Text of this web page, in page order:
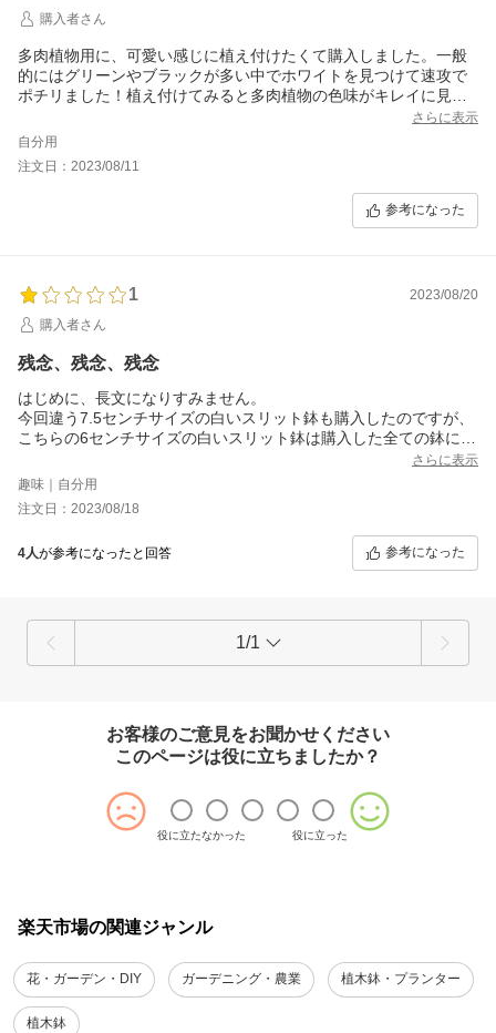
購入者さん
多肉植物用に、可愛い感じに植え付けたくて購入しました。一般
的にはグリーンやブラックが多い中でホワイトを見つけて速攻で
ポチリました！植え付けてみると多肉植物の色味がキレイに見え
るので、販売を続けていただけるのなら秋の植え替えに向けてリ
ピートしたいと思います♪
さらに表示
自分用
注文日：2023/08/11
参考になった
1
2023/08/20
購入者さん
残念、残念、残念
はじめに、長文になりすみません。
今回違う7.5センチサイズの白いスリット鉢も購入したのですが、
こちらの6センチサイズの白いスリット鉢は購入した全ての鉢にバ
少量なら多少はしょうがないと思うんですがスリット部分は勿
論、鉢のフチ部分にもバリが沢山ついていてそのまま使用は難し
いのでカッターでバリをカットする事に…
製造メーカーさんは出荷前に検品などされないのでしょうか？別
サイズの鉢は問題無く良かっただけに凄く残念です。商品の質の
さらに表示
趣味｜自分用
注文日：2023/08/18
4人が参考になったと回答 参考になった
1/1
お客様のご意見をお聞かせください
このページは役に立ちましたか？
役に立たなかった 役に立った
楽天市場の関連ジャンル
花・ガーデン・DIY ガーデニング・農業 植木鉢・プランター
植木鉢